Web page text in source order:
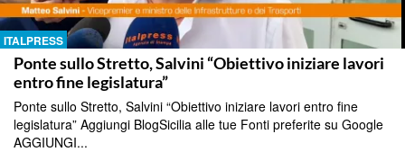
ITALPRESS
Ponte sullo Stretto, Salvini “Obiettivo iniziare lavori
entro fine legislatura”
Ponte sullo Stretto, Salvini “Obiettivo iniziare lavori entro fine
legislatura” Aggiungi BlogSicilia alle tue Fonti preferite su Google
AGGIUNGI...